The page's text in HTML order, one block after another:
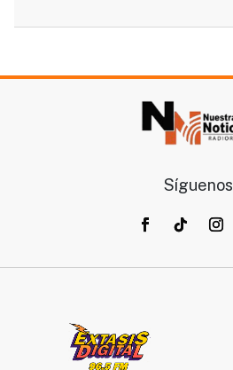
Síguenos